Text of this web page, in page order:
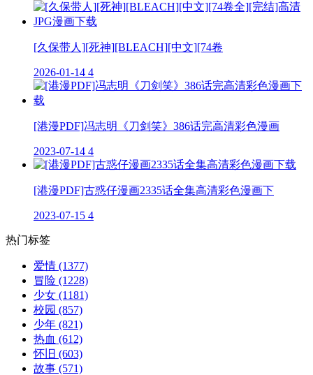
[久保带人][死神][BLEACH][中文][74卷
2026-01-14 4
[港漫PDF]冯志明《刀剑笑》386话完高清彩色漫画
2023-07-14 4
[港漫PDF]古惑仔漫画2335话全集高清彩色漫画下
2023-07-15 4
热门标签
爱情 (1377)
冒险 (1228)
少女 (1181)
校园 (857)
少年 (821)
热血 (612)
怀旧 (603)
故事 (571)